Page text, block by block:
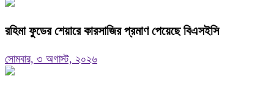
রহিমা ফুডের শেয়ারে কারসাজির প্রমাণ পেয়েছে বিএসইসি
সোমবার, ৩ অগাস্ট, ২০২৬